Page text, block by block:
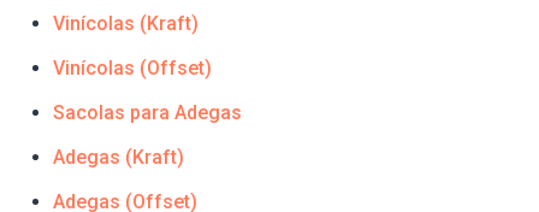
Vinícolas (Kraft)
Vinícolas (Offset)
Sacolas para Adegas
Adegas (Kraft)
Adegas (Offset)